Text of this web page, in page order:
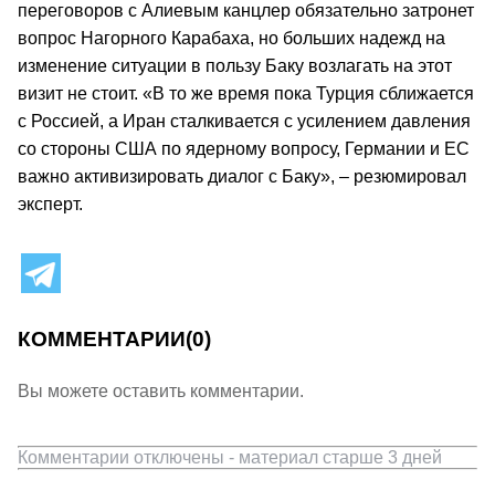
переговоров с Алиевым канцлер обязательно затронет
вопрос Нагорного Карабаха, но больших надежд на
изменение ситуации в пользу Баку возлагать на этот
визит не стоит. «В то же время пока Турция сближается
с Россией, а Иран сталкивается с усилением давления
со стороны США по ядерному вопросу, Германии и ЕС
важно активизировать диалог с Баку», – резюмировал
эксперт.
КОММЕНТАРИИ(0)
Вы можете оставить комментарии.
Комментарии отключены - материал старше 3 дней